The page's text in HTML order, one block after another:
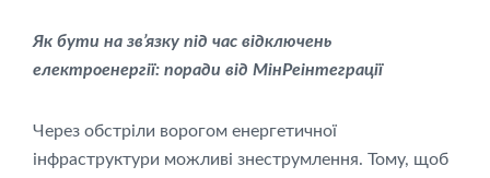
Як бути на зв’язку під час відключень
електроенергії: поради від МінРеінтеграції
Через обстріли ворогом енергетичної
інфраструктури можливі знеструмлення. Тому, щоб